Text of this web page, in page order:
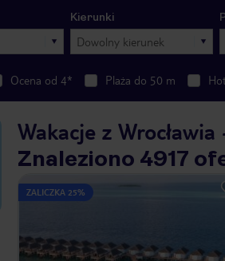
Kierunki
Dowolny kierunek
Ocena od 4* Plaża do 50 m
Wakacje z
Znaleziono 4917
ZALICZKA 25%